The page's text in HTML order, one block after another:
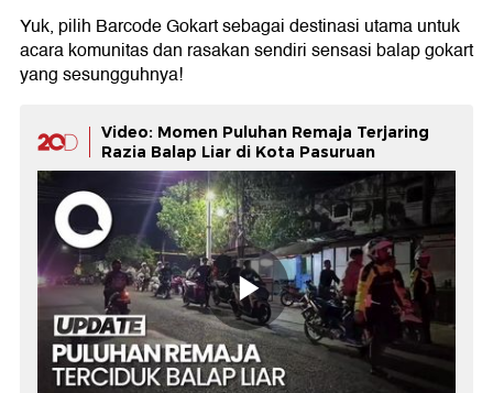
Yuk, pilih Barcode Gokart sebagai destinasi utama untuk
acara komunitas dan rasakan sendiri sensasi balap gokart
yang sesungguhnya!
Video: Momen Puluhan Remaja Terjaring
Razia Balap Liar di Kota Pasuruan